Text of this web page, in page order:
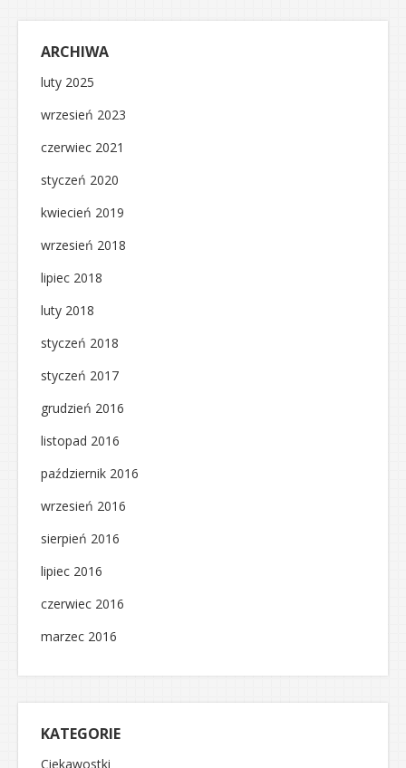
ARCHIWA
luty 2025
wrzesień 2023
czerwiec 2021
styczeń 2020
kwiecień 2019
wrzesień 2018
lipiec 2018
luty 2018
styczeń 2018
styczeń 2017
grudzień 2016
listopad 2016
październik 2016
wrzesień 2016
sierpień 2016
lipiec 2016
czerwiec 2016
marzec 2016
KATEGORIE
Ciekawostki